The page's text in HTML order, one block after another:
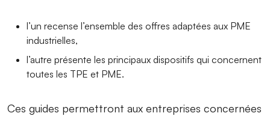
l’un recense l’ensemble des offres adaptées aux PME
industrielles,
l’autre présente les principaux dispositifs qui concernent
toutes les TPE et PME.
Ces guides permettront aux entreprises concernées